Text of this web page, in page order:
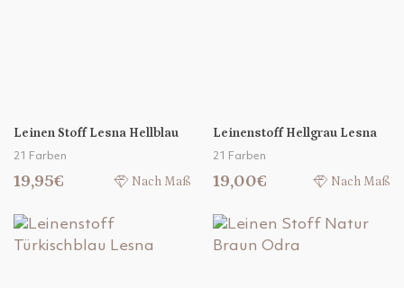
Leinen Stoff Lesna Hellblau
21 Farben
19,95€ Nach Maß
Leinenstoff Hellgrau Lesna
21 Farben
19,00€ Nach Maß